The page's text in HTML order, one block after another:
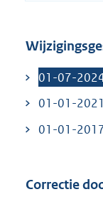
01-07-
01-01-
01-01-
Correctie